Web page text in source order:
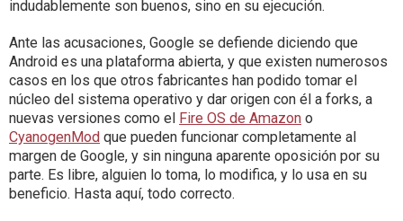
indudablemente son buenos, sino en su ejecución.
Ante las acusaciones, Google se defiende diciendo que
Android es una plataforma abierta, y que existen numerosos
casos en los que otros fabricantes han podido tomar el
núcleo del sistema operativo y dar origen con él a forks, a
nuevas versiones como el Fire OS de Amazon o
CyanogenMod que pueden funcionar completamente al
margen de Google, y sin ninguna aparente oposición por su
parte. Es libre, alguien lo toma, lo modifica, y lo usa en su
beneficio. Hasta aquí, todo correcto.